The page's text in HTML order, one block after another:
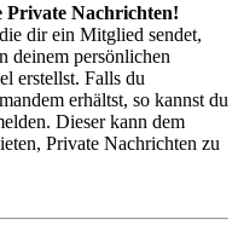
Private Nachrichten!
dir ein Mitglied sendet,
deinem persönlichen
erstellst. Falls du
erhältst, so kannst du
Dieser kann dem
Private Nachrichten zu